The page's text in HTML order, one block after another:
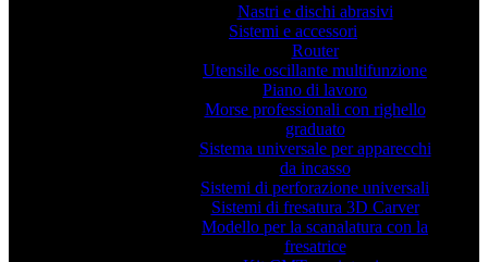
Nastri e dischi abrasivi
Sistemi e accessori
Router
Utensile oscillante multifunzione
Piano di lavoro
Morse professionali con righello
graduato
Sistema universale per apparecchi
da incasso
Sistemi di perforazione universali
Sistemi di fresatura 3D Carver
Modello per la scanalatura con la
fresatrice